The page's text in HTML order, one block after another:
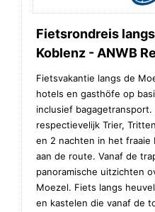
Fietsrondreis
Koblenz - ANWB
Fietsvakantie langs de
hotels en gasthöfe op
inclusief
respectievelijk Trier,
en 2 nachten in het fraaie
aan de route. Vanaf de
panoramische uitzichten
Moezel. Fiets langs
en kastelen die vanaf de